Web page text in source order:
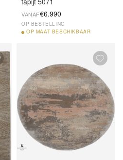
VANAF€6.990
OP BESTELLING
OP MAAT BESCHIKBAAR